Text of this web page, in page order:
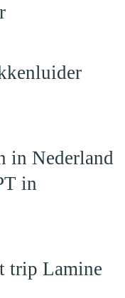
in Nederland
in
trip Lamine